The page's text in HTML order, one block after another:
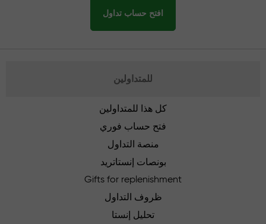
افتح حساب تداول
للمتداولين
كل هذا للمتداولين
فتح حساب فوري
منصة التداول
بونصات إنستاتريد
Gifts for replenishment
ظروف التداول
تحليل إنستا